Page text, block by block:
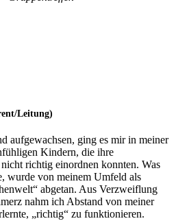
Leitung)
aufgewachsen, ging es mir in meiner
Kindern, die ihre
richtig einordnen konnten. Was
wurde von meinem Umfeld als
abgetan. Aus Verzweiflung
nahm ich Abstand von meiner
„richtig“ zu funktionieren.